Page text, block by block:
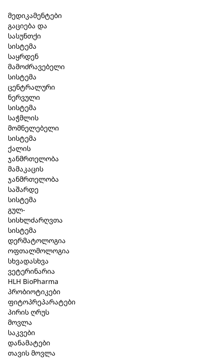
მედიკამენტები
გაციება და
სასუნთქი
სისტემა
საყრდენ
მამოძრავებელი
სისტემა
ცენტრალური
ნერვული
სისტემა
საჭმლის
მომნელებელი
სისტემა
ქალის
ჯანმრთელობა
მამაკაცის
ჯანმრთელობა
საშარდე
სისტემა
გულ-
სისხლძარღვთა
სისტემა
დერმატოლოგია
ოფთალმოლოგია
სხვადასხვა
ვეტერინარია
HLH BioPharma
პრობიოტიკები
ფიტოპრეპარატები
პირის ღრუს
მოვლა
საკვები
დანამატები
თავის მოვლა
Bioturm – სასაჩუქრე ნაკრები
კატეგორია:
მოკლე აღწერა
Bioturm – შამპუნი ლოტოსის ეფექტით 200 მლ.
(137B) ;
Bioturm – თმის აღმდგენი ნიღაბი “Lotuseffect” 150
მლ. (139) ;
Bioturm – თმის პასტა 110 მლ. (615) ;
188,20 ₾